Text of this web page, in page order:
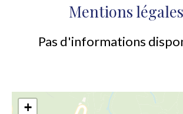
Mentions légales
Pas d'informations
+